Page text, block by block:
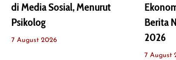
di Media Sosial, Menurut
Psikolog
7 August 2026
Berita
2026
7 August